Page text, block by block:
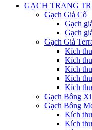
GẠCH TRANG
Gạch Giả Cổ
Gạch
Gạch
Gạch Giả
Kích
Kích
Kích
Kích
Kích
Gạch Bông
Gạch Bông
Kích
Kích